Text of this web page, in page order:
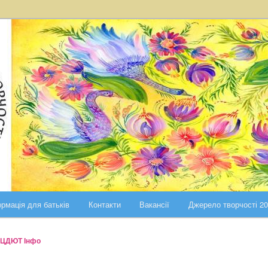
району міста Києва
Києва
для батьків Контакти Вакансії Джерело творчості
ЦДЮТ Інфо